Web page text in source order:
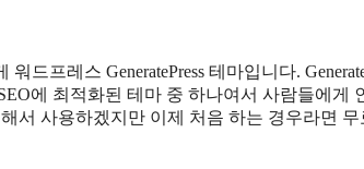
프레스 GeneratePress 테마입니다.
에 최적화된 테마 중 하나여서 사람들에게
서 사용하겠지만 이제 처음 하는 경우라면 무